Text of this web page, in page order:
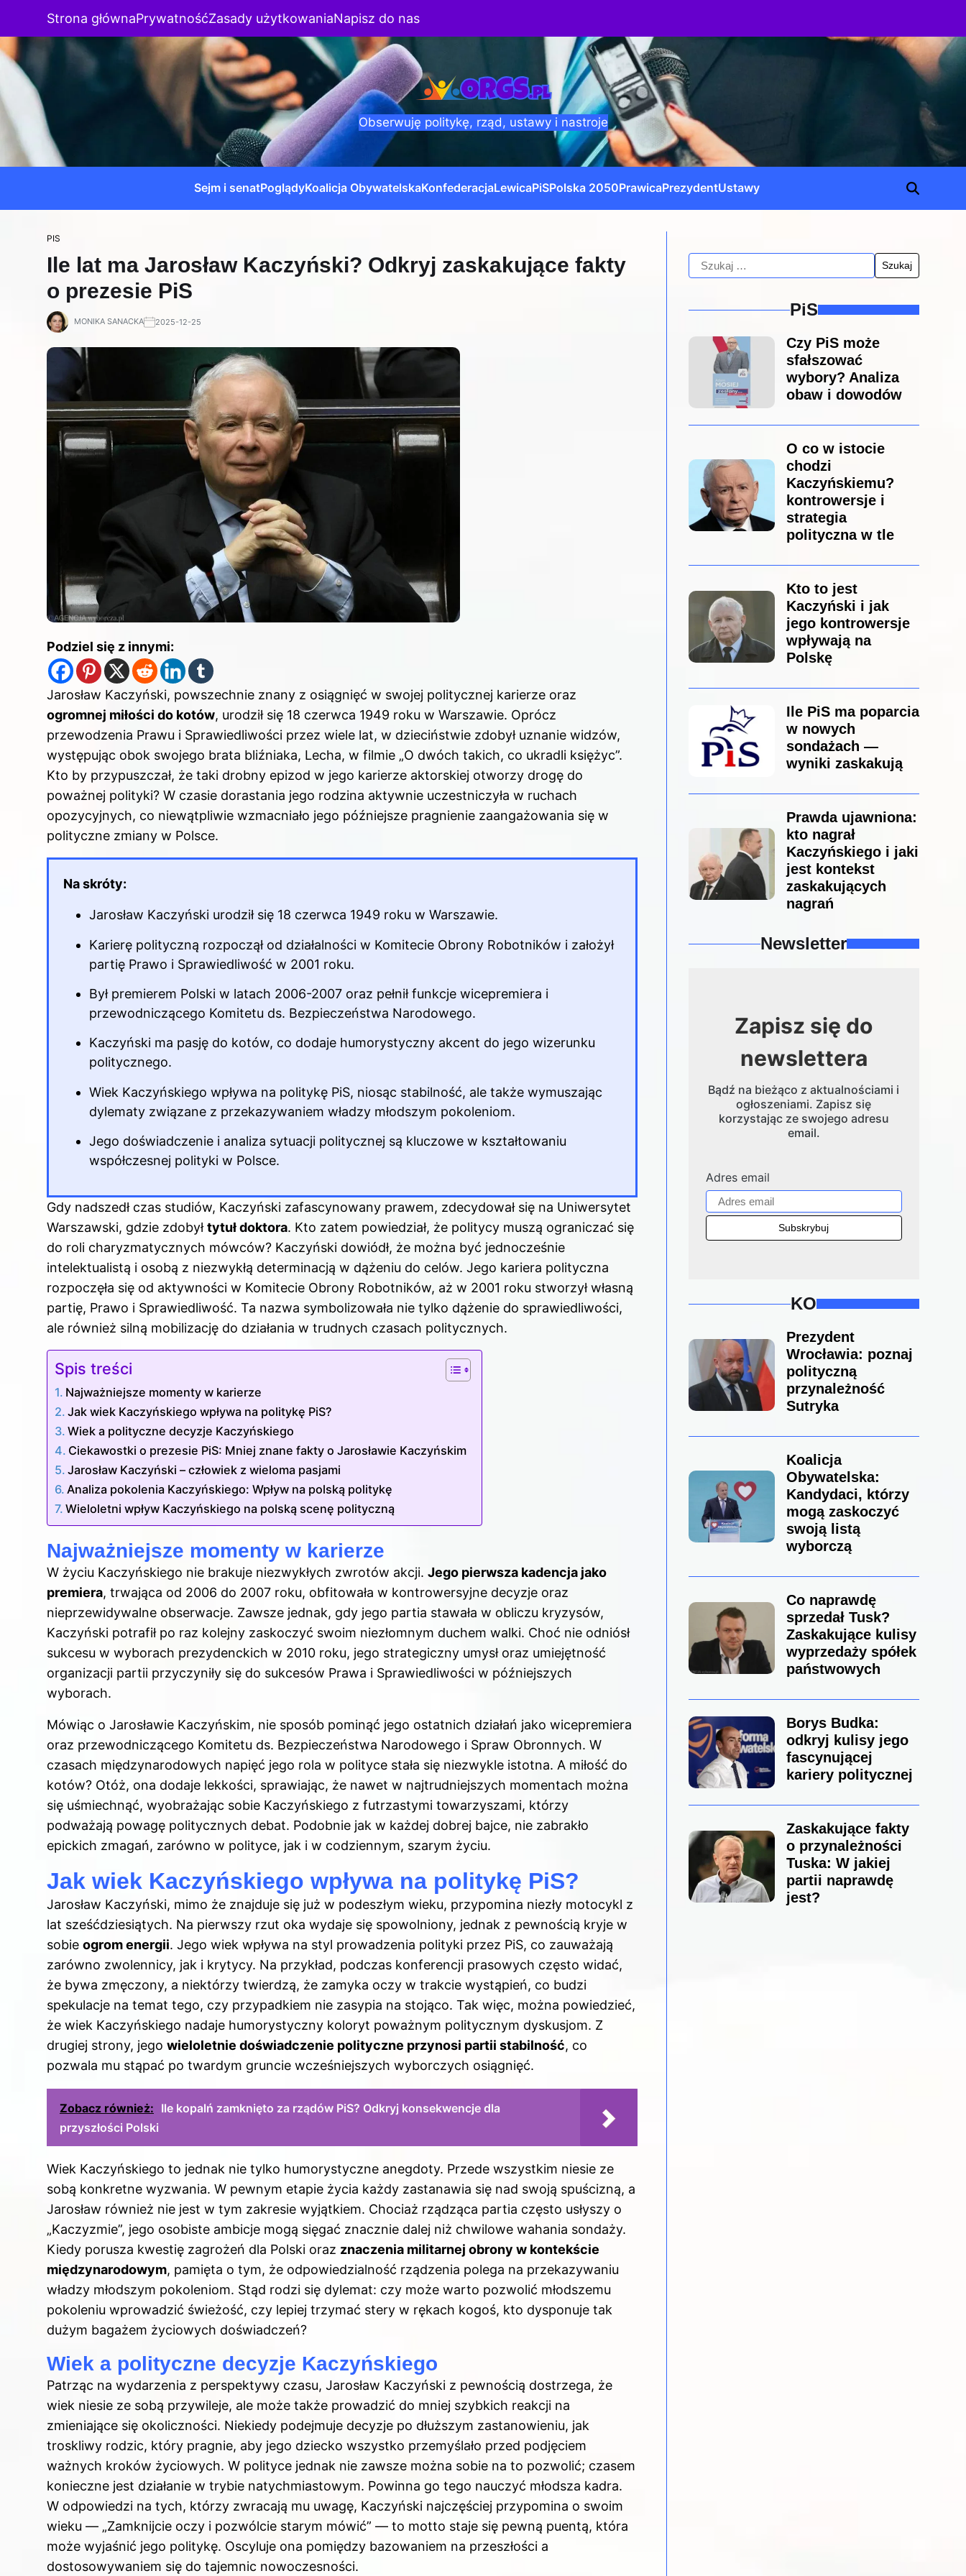
Strona głównaPrywatnośćZasady użytkowaniaNapisz do nas
Obserwuję politykę, rząd, ustawy i nastroje
Sejm i senatPoglądyKoalicja ObywatelskaKonfederacjaLewicaPiSPolska 2050PrawicaPrezydentUstawy
PIS
Ile lat ma Jarosław Kaczyński? Odkryj zaskakujące fakty
o prezesie PiS
MONIKA SANACKA 2025-12-25
Podziel się z innymi:
Jarosław Kaczyński, powszechnie znany z osiągnięć w swojej politycznej karierze oraz
ogromnej miłości do kotów, urodził się 18 czerwca 1949 roku w Warszawie. Oprócz
przewodzenia Prawu i Sprawiedliwości przez wiele lat, w dzieciństwie zdobył uznanie widzów,
występując obok swojego brata bliźniaka, Lecha, w filmie „O dwóch takich, co ukradli księżyc”.
Kto by przypuszczał, że taki drobny epizod w jego karierze aktorskiej otworzy drogę do
poważnej polityki? W czasie dorastania jego rodzina aktywnie uczestniczyła w ruchach
opozycyjnych, co niewątpliwie wzmacniało jego późniejsze pragnienie zaangażowania się w
polityczne zmiany w Polsce.
Na skróty:
Jarosław Kaczyński urodził się 18 czerwca 1949 roku w Warszawie.
Karierę polityczną rozpoczął od działalności w Komitecie Obrony Robotników i założył
partię Prawo i Sprawiedliwość w 2001 roku.
Był premierem Polski w latach 2006-2007 oraz pełnił funkcje wicepremiera i
przewodniczącego Komitetu ds. Bezpieczeństwa Narodowego.
Kaczyński ma pasję do kotów, co dodaje humorystyczny akcent do jego wizerunku
politycznego.
Wiek Kaczyńskiego wpływa na politykę PiS, niosąc stabilność, ale także wymuszając
dylematy związane z przekazywaniem władzy młodszym pokoleniom.
Jego doświadczenie i analiza sytuacji politycznej są kluczowe w kształtowaniu
współczesnej polityki w Polsce.
Gdy nadszedł czas studiów, Kaczyński zafascynowany prawem, zdecydował się na Uniwersytet
Warszawski, gdzie zdobyłtytuł doktora. Kto zatem powiedział, że politycy muszą ograniczać się
do roli charyzmatycznych mówców? Kaczyński dowiódł, że można być jednocześnie
intelektualistą i osobą z niezwykłą determinacją w dążeniu do celów. Jego kariera polityczna
rozpoczęła się od aktywności w Komitecie Obrony Robotników, aż w 2001 roku stworzył własną
partię, Prawo i Sprawiedliwość. Ta nazwa symbolizowała nie tylko dążenie do sprawiedliwości,
ale również silną mobilizację do działania w trudnych czasach politycznych.
Spis treści
Najważniejsze momenty w karierze
Jak wiek Kaczyńskiego wpływa na politykę PiS?
Wiek a polityczne decyzje Kaczyńskiego
Ciekawostki o prezesie PiS: Mniej znane fakty o Jarosławie Kaczyńskim
Jarosław Kaczyński – człowiek z wieloma pasjami
Analiza pokolenia Kaczyńskiego: Wpływ na polską politykę
Wieloletni wpływ Kaczyńskiego na polską scenę polityczną
Najważniejsze momenty w karierze
W życiu Kaczyńskiego nie brakuje niezwykłych zwrotów akcji. Jego pierwsza kadencja jako
premiera, trwająca od 2006 do 2007 roku, obfitowała w kontrowersyjne decyzje oraz
nieprzewidywalne obserwacje. Zawsze jednak, gdy jego partia stawała w obliczu kryzysów,
Kaczyński potrafił po raz kolejny zaskoczyć swoim niezłomnym duchem walki. Choć nie odniósł
sukcesu w wyborach prezydenckich w 2010 roku, jego strategiczny umysł oraz umiejętność
organizacji partii przyczyniły się do sukcesów Prawa i Sprawiedliwości w późniejszych
wyborach.
Mówiąc o Jarosławie Kaczyńskim, nie sposób pominąć jego ostatnich działań jako wicepremiera
oraz przewodniczącego Komitetu ds. Bezpieczeństwa Narodowego i Spraw Obronnych. W
czasach międzynarodowych napięć jego rola w polityce stała się niezwykle istotna. A miłość do
kotów? Otóż, ona dodaje lekkości, sprawiając, że nawet w najtrudniejszych momentach można
się uśmiechnąć, wyobrażając sobie Kaczyńskiego z futrzastymi towarzyszami, którzy
podważają powagę politycznych debat. Podobnie jak w każdej dobrej bajce, nie zabrakło
epickich zmagań, zarówno w polityce, jak i w codziennym, szarym życiu.
Jak wiek Kaczyńskiego wpływa na politykę PiS?
Jarosław Kaczyński, mimo że znajduje się już w podeszłym wieku, przypomina niezły motocykl z
lat sześćdziesiątych. Na pierwszy rzut oka wydaje się spowolniony, jednak z pewnością kryje w
sobie ogrom energii. Jego wiek wpływa na styl prowadzenia polityki przez PiS, co zauważają
zarówno zwolennicy, jak i krytycy. Na przykład, podczas konferencji prasowych często widać,
że bywa zmęczony, a niektórzy twierdzą, że zamyka oczy w trakcie wystąpień, co budzi
spekulacje na temat tego, czy przypadkiem nie zasypia na stojąco. Tak więc, można powiedzieć,
że wiek Kaczyńskiego nadaje humorystyczny koloryt poważnym politycznym dyskusjom. Z
drugiej strony, jego wieloletnie doświadczenie polityczne przynosi partii stabilność, co
pozwala mu stąpać po twardym gruncie wcześniejszych wyborczych osiągnięć.
Zobacz również: Ile kopalń zamknięto za rządów PiS? Odkryj konsekwencje dla
przyszłości Polski
Wiek Kaczyńskiego to jednak nie tylko humorystyczne anegdoty. Przede wszystkim niesie ze
sobą konkretne wyzwania. W pewnym etapie życia każdy zastanawia się nad swoją spuścizną, a
Jarosław również nie jest w tym zakresie wyjątkiem. Chociaż rządząca partia często usłyszy o
„Kaczyzmie”, jego osobiste ambicje mogą sięgać znacznie dalej niż chwilowe wahania sondaży.
Kiedy porusza kwestię zagrożeń dla Polski oraz znaczenia militarnej obrony w kontekście
międzynarodowym, pamięta o tym, że odpowiedzialność rządzenia polega na przekazywaniu
władzy młodszym pokoleniom. Stąd rodzi się dylemat: czy może warto pozwolić młodszemu
pokoleniu wprowadzić świeżość, czy lepiej trzymać stery w rękach kogoś, kto dysponuje tak
dużym bagażem życiowych doświadczeń?
Wiek a polityczne decyzje Kaczyńskiego
Patrząc na wydarzenia z perspektywy czasu, Jarosław Kaczyński z pewnością dostrzega, że
wiek niesie ze sobą przywileje, ale może także prowadzić do mniej szybkich reakcji na
zmieniające się okoliczności. Niekiedy podejmuje decyzje po dłuższym zastanowieniu, jak
troskliwy rodzic, który pragnie, aby jego dziecko wszystko przemyślało przed podjęciem
ważnych kroków życiowych. W polityce jednak nie zawsze można sobie na to pozwolić; czasem
konieczne jest działanie w trybie natychmiastowym. Powinna go tego nauczyć młodsza kadra.
W odpowiedzi na tych, którzy zwracają mu uwagę, Kaczyński najczęściej przypomina o swoim
wieku — „Zamknijcie oczy i pozwólcie starym mówić” — to motto staje się pewną puentą, która
może wyjaśnić jego politykę. Oscyluje ona pomiędzy bazowaniem na przeszłości a
dostosowywaniem się do tajemnic nowoczesności.
PiS
Czy PiS może
sfałszować
wybory? Analiza
obaw i dowodów
O co w istocie
chodzi
Kaczyńskiemu?
kontrowersje i
strategia
polityczna w tle
Kto to jest
Kaczyński i jak
jego kontrowersje
wpływają na
Polskę
Ile PiS ma poparcia
w nowych
sondażach —
wyniki zaskakują
Prawda ujawniona:
kto nagrał
Kaczyńskiego i jaki
jest kontekst
zaskakujących
nagrań
Newsletter
Zapisz się do
newslettera
Bądź na bieżąco z aktualnościami i
ogłoszeniami. Zapisz się
korzystając ze swojego adresu
email.
Adres email
KO
Prezydent
Wrocławia: poznaj
polityczną
przynależność
Sutryka
Koalicja
Obywatelska:
Kandydaci, którzy
mogą zaskoczyć
swoją listą
wyborczą
Co naprawdę
sprzedał Tusk?
Zaskakujące kulisy
wyprzedaży spółek
państwowych
Borys Budka:
odkryj kulisy jego
fascynującej
kariery politycznej
Zaskakujące fakty
o przynależności
Tuska: W jakiej
partii naprawdę
jest?